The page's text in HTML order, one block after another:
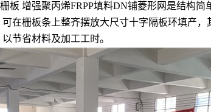
增强聚丙烯FRPP填料DN铺菱形网是结构简
在栅板条上整齐摆放大尺寸十字隔板环填产
节省材料及加工工时。